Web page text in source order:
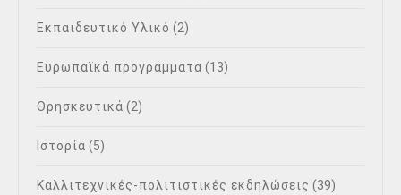
Εκπαιδευτικό Υλικό (2)
Ευρωπαϊκά προγράμματα (13)
Θρησκευτικά (2)
Ιστορία (5)
Καλλιτεχνικές-πολιτιστικές εκδηλώσεις (39)